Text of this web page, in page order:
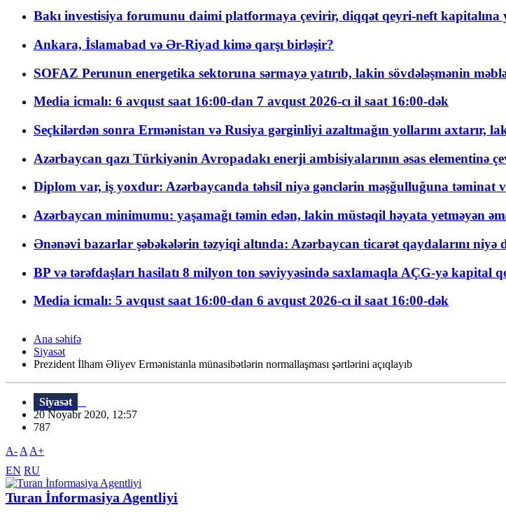
Bakı investisiya forumunu daimi platformaya çevirir, diqqət qeyri-neft kapitalına
Ankara, İslamabad və Ər-Riyad kimə qarşı birləşir?
SOFAZ Perunun energetika sektoruna sərmayə yatırıb, lakin sövdələşmənin
Media icmalı: 6 avqust saat 16:00-dan 7 avqust 2026-cı il saat 16:00-dək
Seçkilərdən sonra Ermənistan və Rusiya gərginliyi azaltmağın yollarını axtarır,
Azərbaycan qazı Türkiyənin Avropadakı enerji ambisiyalarının əsas elementinə
Diplom var, iş yoxdur: Azərbaycanda təhsil niyə gənclərin məşğulluğuna təminat
Azərbaycan minimumu: yaşamağı təmin edən, lakin müstəqil həyata yetməyən
Ənənəvi bazarlar şəbəkələrin təzyiqi altında: Azərbaycan ticarət qaydalarını niyə
BP və tərəfdaşları hasilatı 8 milyon ton səviyyəsində saxlamaqla AÇG-yə kapital
Media icmalı: 5 avqust saat 16:00-dan 6 avqust 2026-cı il saat 16:00-dək
Ana səhifə
Siyasət
Prezident İlham Əliyev Ermənistanla münasibətlərin normallaşması şərtlərini açıqlayıb
Siyasət
20 Noyabr 2020, 12:57
787
A- A A+
EN RU
Turan İnformasiya Agentliyi